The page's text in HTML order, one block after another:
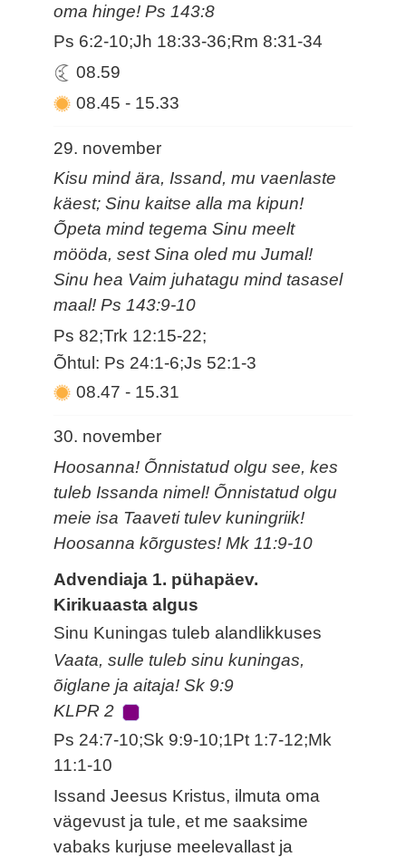
oma hinge! Ps 143:8
Ps 6:2-10;Jh 18:33-36;Rm 8:31-34
08.59
08.45- 15.33
29. november
Kisu mind ära, Issand, mu vaenlaste
käest; Sinu kaitse alla ma kipun!
Õpeta mind tegema Sinu meelt
mööda, sest Sina oled mu Jumal!
Sinu hea Vaim juhatagu mind tasasel
maal! Ps 143:9-10
Ps 82;Trk 12:15-22;
Õhtul: Ps 24:1-6;Js 52:1-3
08.47- 15.31
30. november
Hoosanna! Õnnistatud olgu see, kes
tuleb Issanda nimel! Õnnistatud olgu
meie isa Taaveti tulev kuningriik!
Hoosanna kõrgustes! Mk 11:9-10
Advendiaja 1. pühapäev.
Kirikuaasta algus
Sinu Kuningas tuleb alandlikkuses
Vaata, sulle tuleb sinu kuningas,
õiglane ja aitaja! Sk 9:9
KLPR 2
Ps 24:7-10;Sk 9:9-10;1Pt 1:7-12;Mk
11:1-10
Issand Jeesus Kristus, ilmuta oma
vägevust ja tule, et me saaksime
vabaks kurjuse meelevallast ja